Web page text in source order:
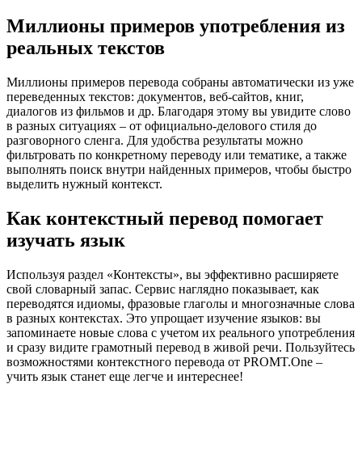
Миллионы примеров употребления из
реальных текстов
Миллионы примеров перевода собраны автоматически из уже
переведенных текстов: документов, веб-сайтов, книг,
диалогов из фильмов и др. Благодаря этому вы увидите слово
в разных ситуациях – от официально-делового стиля до
разговорного сленга. Для удобства результаты можно
фильтровать по конкретному переводу или тематике, а также
выполнять поиск внутри найденных примеров, чтобы быстро
выделить нужный контекст.
Как контекстный перевод помогает
изучать язык
Используя раздел «Контексты», вы эффективно расширяете
свой словарный запас. Сервис наглядно показывает, как
переводятся идиомы, фразовые глаголы и многозначные слова
в разных контекстах. Это упрощает изучение языков: вы
запоминаете новые слова с учетом их реального употребления
и сразу видите грамотный перевод в живой речи. Пользуйтесь
возможностями контекстного перевода от PROMT.One –
учить язык станет еще легче и интереснее!